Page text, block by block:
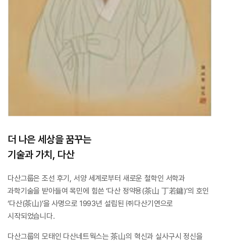
더 나은 세상을 꿈꾸는
기술과 가치, 다산
다산그룹은 조선 후기, 서양 세계로부터 새로운 철학인 서학과
과학기술을 받아들여 목민에 힘쓴 ‘다산 정약용(茶山 丁若鏞)’의 호인
‘다산(茶山)’을 사명으로 1993년 설립된 ㈜다산기연으로
시작되었습니다.
다산그룹의 모태인 다산네트웍스는 茶山의 혁신과 실사구시 정신을